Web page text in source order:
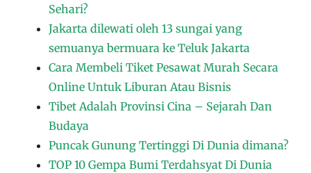
Sehari?
Jakarta dilewati oleh 13 sungai yang
semuanya bermuara ke Teluk Jakarta
Cara Membeli Tiket Pesawat Murah Secara
Online Untuk Liburan Atau Bisnis
Tibet Adalah Provinsi Cina – Sejarah Dan
Budaya
Puncak Gunung Tertinggi Di Dunia dimana?
TOP 10 Gempa Bumi Terdahsyat Di Dunia